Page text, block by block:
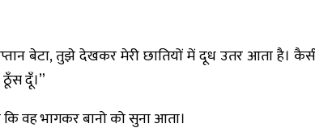
बेटा, तुझे देखकर मेरी छातियों में दूध उतर आता है।
दूँ।”
वह भागकर बानो को सुना आता।